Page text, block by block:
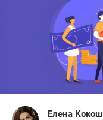
Елена Кокош